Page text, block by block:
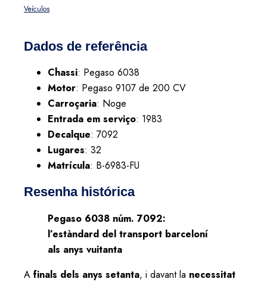
Veículos
Dados de referência
Chassi: Pegaso 6038
Motor: Pegaso 9107 de 200 CV
Carroçaria: Noge
Entrada em serviço: 1983
Decalque: 7092
Lugares: 32
Matrícula: B-6983-FU
Resenha histórica
Pegaso 6038 núm. 7092:
l’estàndard del transport barceloní
als anys vuitanta
A finals dels anys setanta, i davant la necessitat